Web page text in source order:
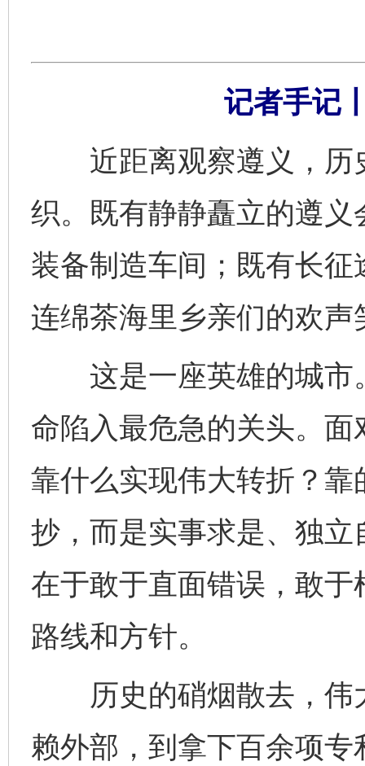
记者手记
近距离观察遵义，历
织。既有静静矗立的遵
装备制造车间；既有长
连绵茶海里乡亲们的欢声
这是一座英雄的城市
命陷入最危急的关头。
靠什么实现伟大转折？
抄，而是实事求是、独
在于敢于直面错误，敢
路线和方针。
历史的硝烟散去，伟
赖外部，到拿下百余项
完善运行机制助力责任有效落实